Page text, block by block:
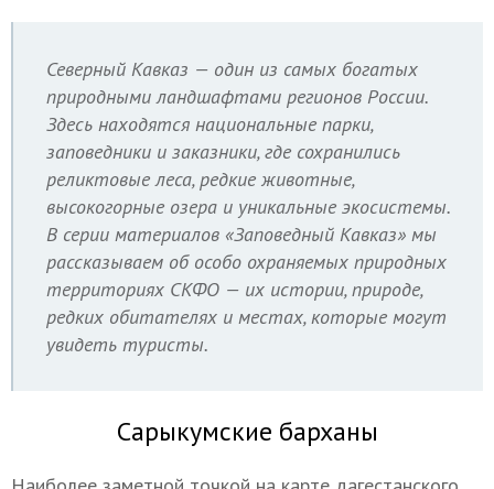
Северный Кавказ — один из самых богатых
природными ландшафтами регионов России.
Здесь находятся национальные парки,
заповедники и заказники, где сохранились
реликтовые леса, редкие животные,
высокогорные озера и уникальные экосистемы.
В серии материалов «Заповедный Кавказ» мы
рассказываем об особо охраняемых природных
территориях СКФО — их истории, природе,
редких обитателях и местах, которые могут
увидеть туристы.
Сарыкумские барханы